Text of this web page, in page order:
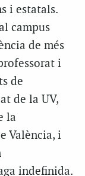
i estatals.
campus
de més
i
de
de la UV,
la
València, i
indefinida.